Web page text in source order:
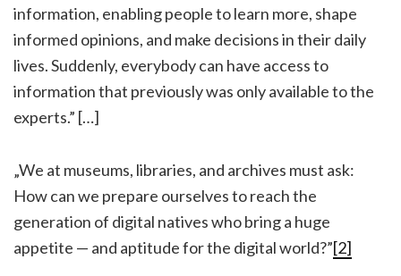
information, enabling people to learn more, shape
informed opinions, and make decisions in their daily
lives. Suddenly, everybody can have access to
information that previously was only available to the
experts.” […]
„We at museums, libraries, and archives must ask:
How can we prepare ourselves to reach the
generation of digital natives who bring a huge
appetite — and aptitude for the digital world?”[2]